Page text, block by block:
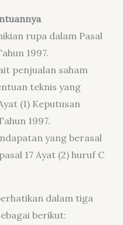
rupa dalam Pasal
1997.
penjualan saham
teknis yang
(1) Keputusan
1997.
yang berasal
17 Ayat (2) huruf C
dalam tiga
berikut: